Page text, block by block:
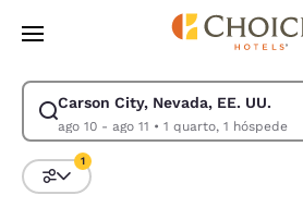
Pular Para Conteúdo Principal
Carson City, Nevada, EE. UU.
ago 10 - ago 11 • 1 quarto, 1 hóspede
Modificar pesquisa para Carson City,
Classificar e filtrar
1